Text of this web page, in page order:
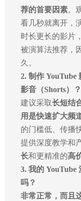
荐的首要因素。
看几秒就离开，
时长更长的影片
被演算法推荐，
久。
2. 制作 YouTube
影音（Shorts）？
建议采取长短结
用是快速扩大频
的门槛低、传播快
提供深度教学和
长和更精准的高
3. 我的 YouTube
吗？
非常正常，而且